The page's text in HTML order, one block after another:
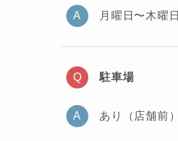
月曜日〜木曜日
駐車場
あり（店舗前）